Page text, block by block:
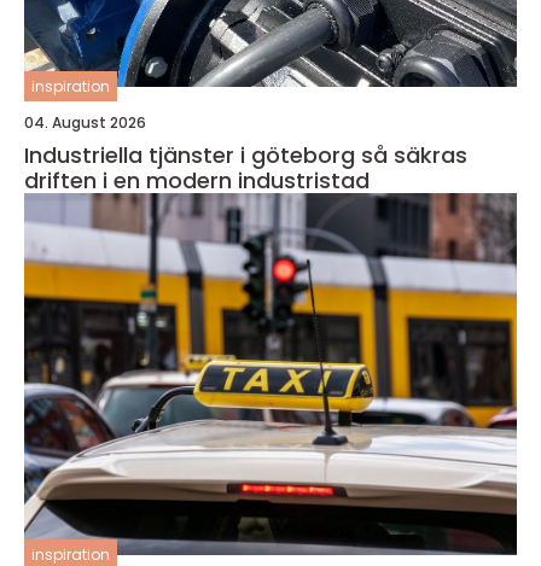
inspiration
04. August 2026
Industriella tjänster i göteborg så säkras
driften i en modern industristad
inspiration